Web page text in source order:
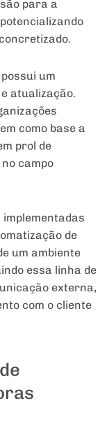
para a
possui um
atualização.
como base a
prol de
campo
de
um ambiente
essa linha de
externa,
com o cliente